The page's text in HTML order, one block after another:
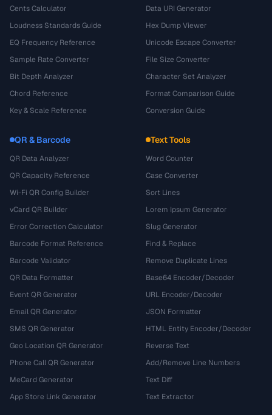
Cents Calculator
Loudness Standards Guide
EQ Frequency Reference
Sample Rate Converter
Bit Depth Analyzer
Chord Reference
Key & Scale Reference
Data URI Generator
Hex Dump Viewer
Unicode Escape Converter
File Size Converter
Character Set Analyzer
Format Comparison Guide
Conversion Guide
QR & Barcode
QR Data Analyzer
QR Capacity Reference
Wi-Fi QR Config Builder
vCard QR Builder
Error Correction Calculator
Barcode Format Reference
Barcode Validator
QR Data Formatter
Event QR Generator
Email QR Generator
SMS QR Generator
Geo Location QR Generator
Phone Call QR Generator
MeCard Generator
App Store Link Generator
Text Tools
Word Counter
Case Converter
Sort Lines
Lorem Ipsum Generator
Slug Generator
Find & Replace
Remove Duplicate Lines
Base64 Encoder/Decoder
URL Encoder/Decoder
JSON Formatter
HTML Entity Encoder/Decoder
Reverse Text
Add/Remove Line Numbers
Text Diff
Text Extractor